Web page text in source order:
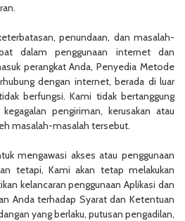
penundaan, dan masalah-
dalam penggunaan internet dan
perangkat Anda, Penyedia Metode
dengan internet, berada di luar
berfungsi. Kami tidak bertanggung
pengiriman, kerusakan atau
masalah-masalah tersebut.
mengawasi akses atau penggunaan
tetapi, Kami akan tetap melakukan
kelancaran penggunaan Aplikasi dan
Anda terhadap Syarat dan Ketentuan
yang berlaku, putusan pengadilan,